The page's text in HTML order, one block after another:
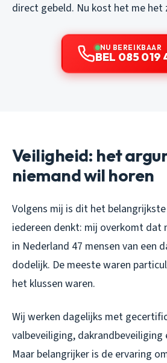
direct gebeld. Nu kost het me het
NU BEREIKBAAR
BEL 085 019
Veiligheid: het
niemand wil horen
Volgens mij is dit het
iedereen denkt: mij overkomt dat
in Nederland 47 mensen van een
dodelijk. De meeste waren
het klussen waren.
Wij werken dagelijks met
valbeveiliging, dakrandbeveiliging
Maar belangrijker is de ervaring